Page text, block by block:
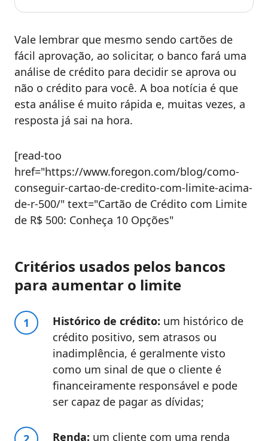
Vale lembrar que mesmo sendo cartões de
fácil aprovação, ao solicitar, o banco fará uma
análise de crédito para decidir se aprova ou
não o crédito para você. A boa notícia é que
esta análise é muito rápida e, muitas vezes, a
resposta já sai na hora.
[read-too
href="https://www.foregon.com/blog/como-
conseguir-cartao-de-credito-com-limite-acima-
de-r-500/" text="Cartão de Crédito com Limite
de R$ 500: Conheça 10 Opções"
Critérios usados pelos bancos
para aumentar o limite
Histórico de crédito: um histórico de
crédito positivo, sem atrasos ou
inadimplência, é geralmente visto
como um sinal de que o cliente é
financeiramente responsável e pode
ser capaz de pagar as dívidas;
Renda: um cliente com uma renda